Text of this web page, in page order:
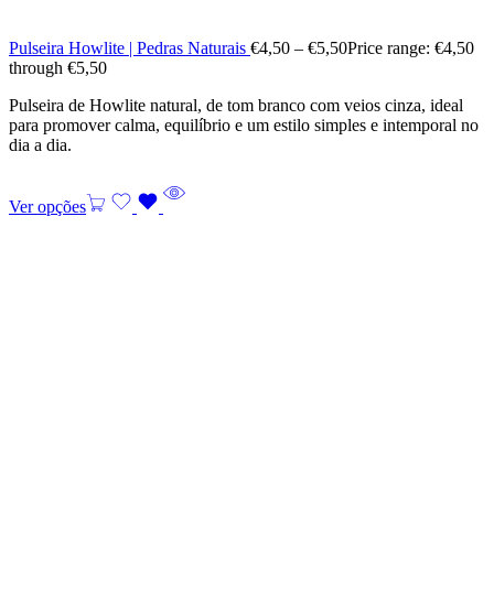
Pulseira Howlite | Pedras Naturais €4,50 – €5,50Price range: €4,50
through €5,50
Pulseira de Howlite natural, de tom branco com veios cinza, ideal
para promover calma, equilíbrio e um estilo simples e intemporal no
dia a dia.
Ver opções